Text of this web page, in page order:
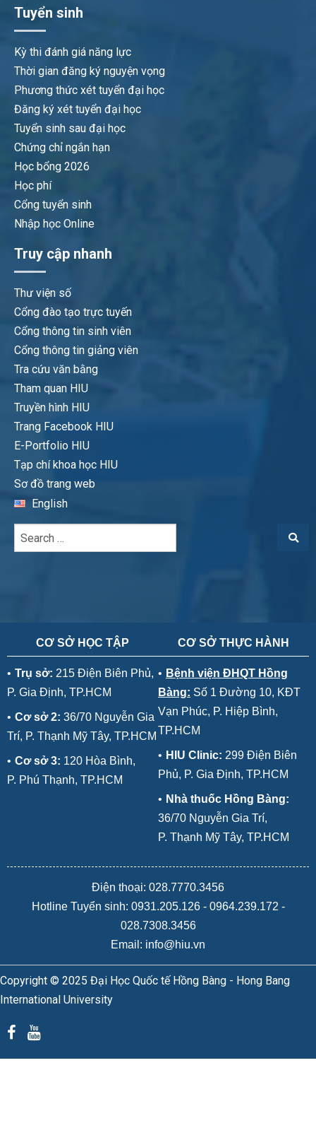
Tuyển sinh
Kỳ thi đánh giá năng lực
Thời gian đăng ký nguyện vọng
Phương thức xét tuyển đại học
Đăng ký xét tuyển đại học
Tuyển sinh sau đại học
Chứng chỉ ngắn hạn
Học bổng 2026
Học phí
Cổng tuyển sinh
Nhập học Online
Truy cập nhanh
Thư viện số
Cổng đào tạo trực tuyến
Cổng thông tin sinh viên
Cổng thông tin giảng viên
Tra cứu văn bằng
Tham quan HIU
Truyền hình HIU
Trang Facebook HIU
E-Portfolio HIU
Tạp chí khoa học HIU
Sơ đồ trang web
English
CƠ SỞ HỌC TẬP
• Trụ sở: 215 Điện Biên Phủ,
P. Gia Định, TP.HCM
• Cơ sở 2: 36/70 Nguyễn Gia
Trí, P. Thạnh Mỹ Tây, TP.HCM
• Cơ sở 3: 120 Hòa Bình,
P. Phú Thạnh, TP.HCM
CƠ SỞ THỰC HÀNH
• Bệnh viện ĐHQT Hồng
Bàng: Số 1 Đường 10, KĐT
Vạn Phúc, P. Hiệp Bình,
TP.HCM
• HIU Clinic: 299 Điện Biên
Phủ, P. Gia Định, TP.HCM
• Nhà thuốc Hồng Bàng:
36/70 Nguyễn Gia Trí,
P. Thạnh Mỹ Tây, TP.HCM
Điện thoại: 028.7770.3456
Hotline Tuyển sinh: 0931.205.126- 0964.239.172 -
028.7308.3456
Email: info@hiu.vn
Copyright © 2025 Đại Học Quốc tế Hồng Bàng - Hong Bang
International University